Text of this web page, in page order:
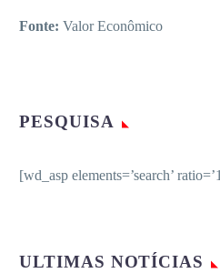
Fonte: Valor Econômico
PESQUISA
[wd_asp elements=’search’
ULTIMAS NOTÍCIAS